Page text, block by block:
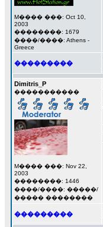
M���� ���: Oct 10,
2003
��������: 1679
����/����: Athens -
Greece
���������
Dimitris_P
�����������
M���� ���: Nov 22,
2003
��������: 1446
����/����: �����/
����� ��������
���������